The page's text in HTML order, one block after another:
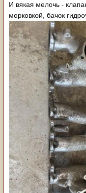
И вякая мелочь -
морковкой, бачок